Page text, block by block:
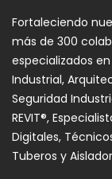
Fortaleciendo
más de 300
especializados
Industrial,
Seguridad
REVIT®,
Digitales,
Tuberos y